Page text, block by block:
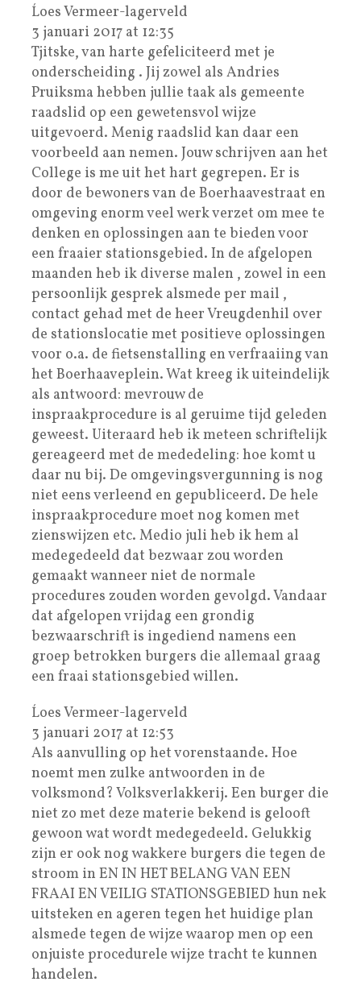
Ĺoes Vermeer-lagerveld
3 januari 2017 at 12:35
Tjitske, van harte gefeliciteerd met je
onderscheiding . Jij zowel als Andries
Pruiksma hebben jullie taak als gemeente
raadslid op een gewetensvol wijze
uitgevoerd. Menig raadslid kan daar een
voorbeeld aan nemen. Jouw schrijven aan het
College is me uit het hart gegrepen. Er is
door de bewoners van de Boerhaavestraat en
omgeving enorm veel werk verzet om mee te
denken en oplossingen aan te bieden voor
een fraaier stationsgebied. In de afgelopen
maanden heb ik diverse malen , zowel in een
persoonlijk gesprek alsmede per mail ,
contact gehad met de heer Vreugdenhil over
de stationslocatie met positieve oplossingen
voor o.a. de fietsenstalling en verfraaiing van
het Boerhaaveplein. Wat kreeg ik uiteindelijk
als antwoord: mevrouw de
inspraakprocedure is al geruime tijd geleden
geweest. Uiteraard heb ik meteen schriftelijk
gereageerd met de mededeling: hoe komt u
daar nu bij. De omgevingsvergunning is nog
niet eens verleend en gepubliceerd. De hele
inspraakprocedure moet nog komen met
zienswijzen etc. Medio juli heb ik hem al
medegedeeld dat bezwaar zou worden
gemaakt wanneer niet de normale
procedures zouden worden gevolgd. Vandaar
dat afgelopen vrijdag een grondig
bezwaarschrift is ingediend namens een
groep betrokken burgers die allemaal graag
een fraai stationsgebied willen.
Ĺoes Vermeer-lagerveld
3 januari 2017 at 12:53
Als aanvulling op het vorenstaande. Hoe
noemt men zulke antwoorden in de
volksmond? Volksverlakkerij. Een burger die
niet zo met deze materie bekend is gelooft
gewoon wat wordt medegedeeld. Gelukkig
zijn er ook nog wakkere burgers die tegen de
stroom in EN IN HET BELANG VAN EEN
FRAAI EN VEILIG STATIONSGEBIED hun nek
uitsteken en ageren tegen het huidige plan
alsmede tegen de wijze waarop men op een
onjuiste procedurele wijze tracht te kunnen
handelen.